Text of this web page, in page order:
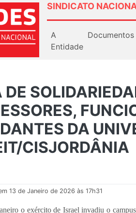
SINDICATO
A
Entidade
Documentos
DE
DA
CISJORDÂNIA
13 de Janeiro de 2026 às 17h31
o exército de Israel invadiu o